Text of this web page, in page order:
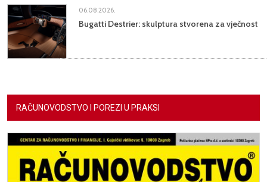
06.08.2026.
Bugatti Destrier: skulptura stvorena za vječnost
RAČUNOVODSTVO I POREZI U PRAKSI